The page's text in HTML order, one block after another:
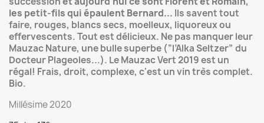
les petit-fils qui épaulent Bernard... Ils savent tout
faire, rouges, blancs secs, moelleux, liquoreux ou
effervescents. Tout est délicieux. Ne pas manquer leur
Mauzac Nature, une bulle superbe (“l’Alka Seltzer” du
Docteur Plageoles...). Le Mauzac Vert 2019 est un
régal! Frais, droit, complexe, c'est un vin très complet.
Bio.
Millésime 2020